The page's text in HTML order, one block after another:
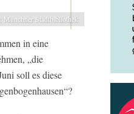
Münchner Stadtbibliothek
in eine
„die
soll es diese